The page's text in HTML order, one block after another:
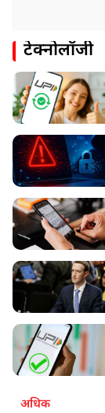
टेक्नोलॉजी
अधिक